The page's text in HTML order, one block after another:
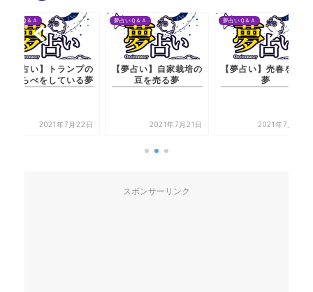
夢占いＱ＆Ａ
【夢占い】トランプの
七ならべをしている夢
2021年7月22日
夢占いＱ＆Ａ
【夢占い】自家栽培の
豆を売る夢
2021年7月21日
夢占いＱ＆Ａ
【夢占い】売春をする
夢
2021年7月20日
スポンサーリンク